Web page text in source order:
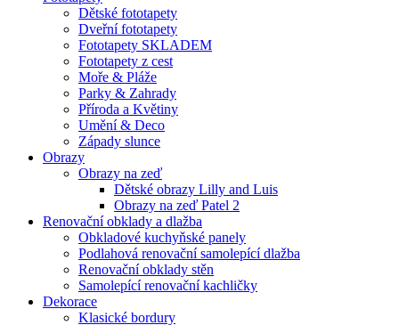
Dětské fototapety
Dveřní fototapety
Fototapety SKLADEM
Fototapety z cest
Moře & Pláže
Parky & Zahrady
Příroda a Květiny
Umění & Deco
Západy slunce
Obrazy
Obrazy na zeď
Dětské obrazy Lilly and Luis
Obrazy na zeď Patel 2
Renovační obklady a dlažba
Obkladové kuchyňské panely
Podlahová renovační samolepící dlažba
Renovační obklady stěn
Samolepící renovační kachličky
Dekorace
Klasické bordury